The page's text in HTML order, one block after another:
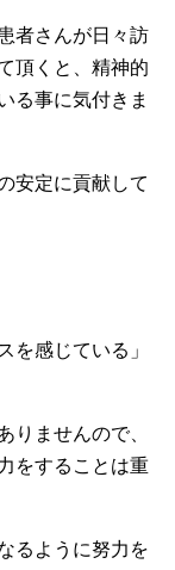
者さんが日々訪
頂くと、精神的
る事に気付きま
安定に貢献して
を感じている」
りませんので、
をすることは重
るように努力を